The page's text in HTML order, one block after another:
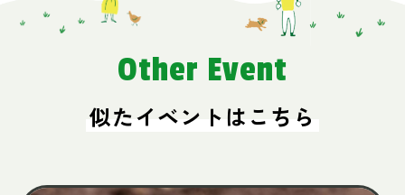
Other Event
似たイベントはこちら